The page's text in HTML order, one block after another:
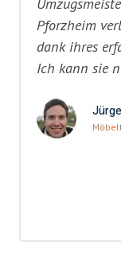
Pforzheim
dank ihres
Ich kann sie